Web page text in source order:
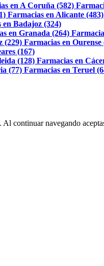
en A Coruña (582)
Farmacias en Alicante (483)
en Badajoz (324)
en Granada (264)
(229) Farmacias en Ourense
(167)
(128) Farmacias en
(77) Farmacias en Teruel
continuar navegando